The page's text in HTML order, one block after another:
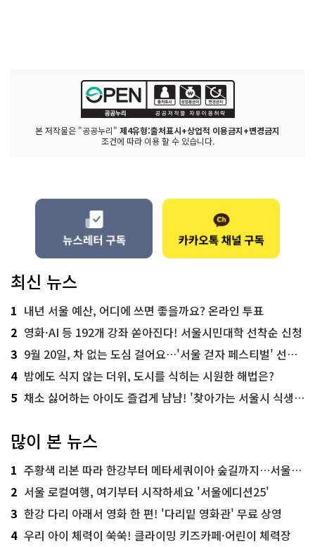
본 저작물은 "공공누리" 제4유형:출처표시+상업적 이용금지+변경금지
조건에 따라 이용 할 수 있습니다.
최신 뉴스
1 내년 서울 예산, 어디에 쓰면 좋을까요? 온라인 투표
2 영화·AI 등 192개 강좌 쏟아진다! 서울시민대학 선착순 신청
3 9월 20일, 차 없는 도심 걸어요…'서울 걷자 페스티벌' 선착순 5천명
4 밤에도 식지 않는 더위, 도시를 식히는 시원한 해법은?
5 채소 싫어하는 아이도 즐겁게 냠냠! '찾아가는 서울시 식생활 교육' 현장
많이 본 뉴스
1 주황색 리본 따라 한강부터 메타세쿼이아 숲길까지…서울둘레길 15코스
2 서울 로컬여행, 여기부터 시작하세요 '서울에디션25'
3 한강 다리 아래서 영화 한 편! '다리밑 영화관' 무료 상영
4 우리 아이 체력이 쑥쑥! 클라이밍 키즈카페·어린이 체력장